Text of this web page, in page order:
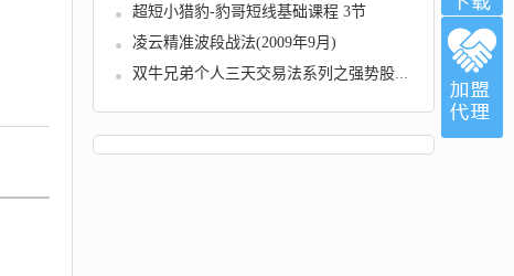
超短小猎豹-豹哥短线基础课程 3节
凌云精准波段战法(2009年9月)
双牛兄弟个人三天交易法系列之强势股竞价后买...